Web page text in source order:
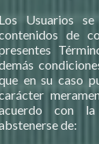
Los Usuarios
de
en su caso
con la
de: